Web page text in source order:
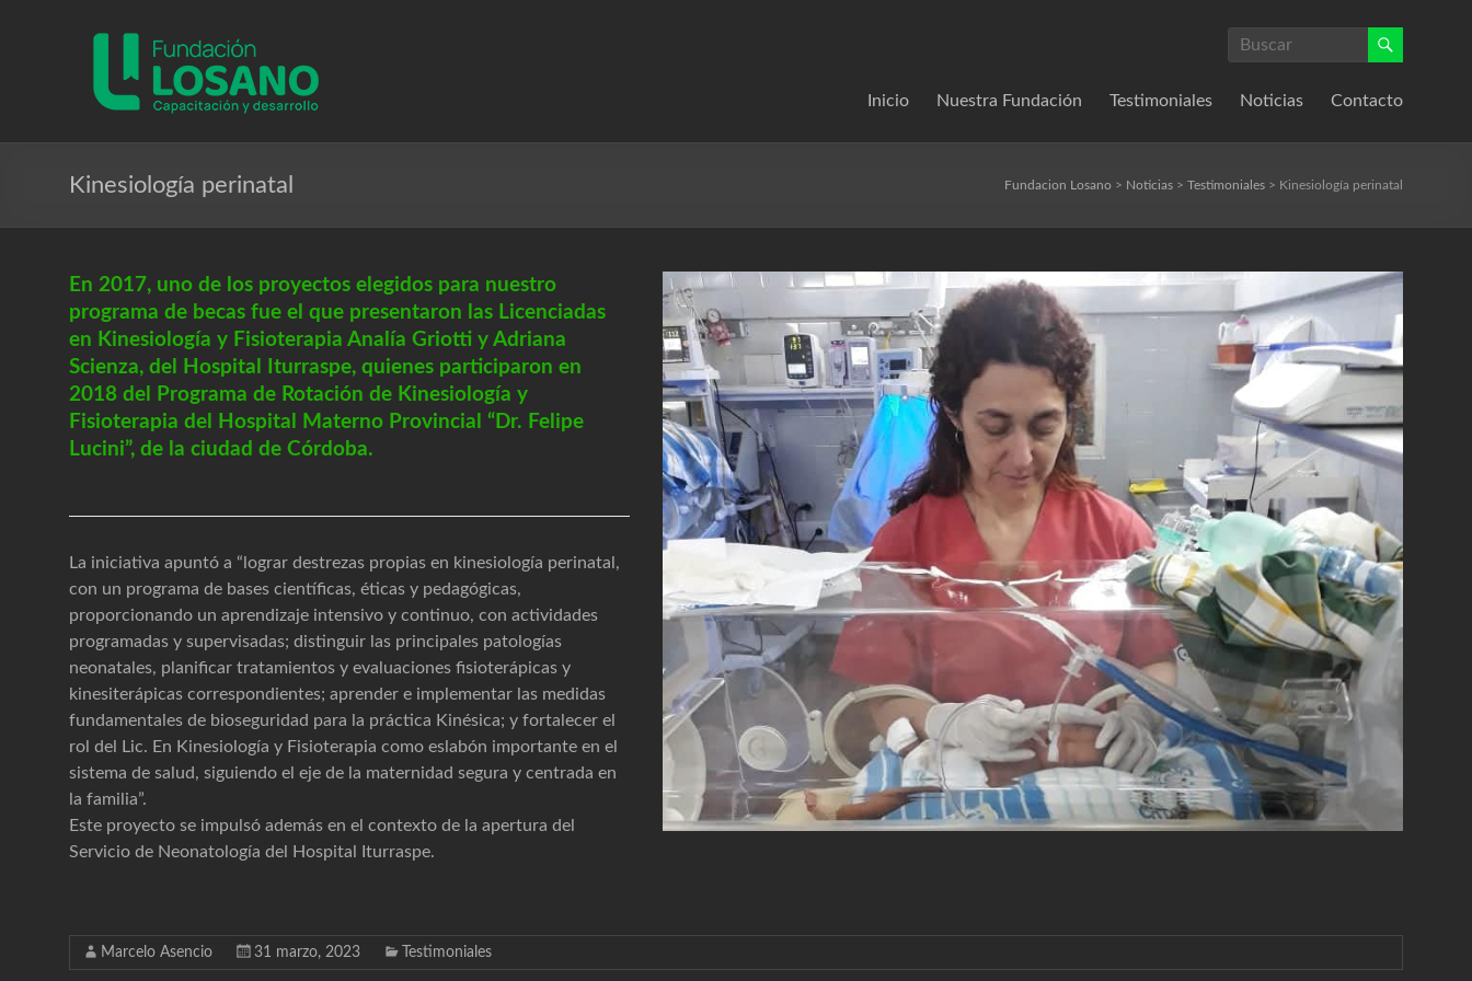
Fundacion
Losano
Losano
la
y
desarrollo
Inicio Nuestra Fundación Testimoniales Noticias Contacto
Kinesiología perinatal Fundacion Losano > Noticias > Testimoniales > Kinesiología perinatal
En 2017, uno de los proyectos elegidos para nuestro
programa de becas fue el que presentaron las Licenciadas
en Kinesiología y Fisioterapia Analía Griotti y Adriana
Scienza, del Hospital Iturraspe, quienes participaron en
2018 del Programa de Rotación de Kinesiología y
Fisioterapia del Hospital Materno Provincial “Dr. Felipe
Lucini”, de la ciudad de Córdoba.
La iniciativa apuntó a “lograr destrezas propias en kinesiología perinatal,
con un programa de bases científicas, éticas y pedagógicas,
proporcionando un aprendizaje intensivo y continuo, con actividades
programadas y supervisadas; distinguir las principales patologías
neonatales, planificar tratamientos y evaluaciones fisioterápicas y
kinesiterápicas correspondientes; aprender e implementar las medidas
fundamentales de bioseguridad para la práctica Kinésica; y fortalecer el
rol del Lic. En Kinesiología y Fisioterapia como eslabón importante en el
sistema de salud, siguiendo el eje de la maternidad segura y centrada en
la familia”.
Este proyecto se impulsó además en el contexto de la apertura del
Servicio de Neonatología del Hospital Iturraspe.
Marcelo Asencio 31 marzo, 2023 Testimoniales